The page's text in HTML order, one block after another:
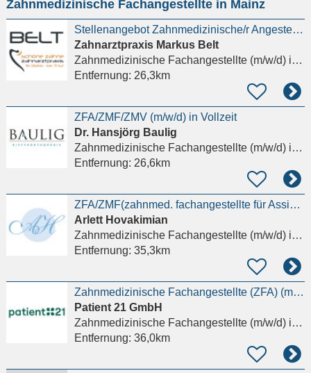
eingeben
Zahnmedizinische Fachangestellte in Mainz
Stellenangebot Zahnmedizinische/r Angestellte/r - ZFA (m/w/d)
Zahnarztpraxis Markus Belt
Zahnmedizinische Fachangestellte (m/w/d)in Griesheim
Entfernung: 26,3km
ZFA/ZMF/ZMV (m/w/d) in Vollzeit
Dr. Hansjörg Baulig
Zahnmedizinische Fachangestellte (m/w/d)in Alzey
Entfernung: 26,6km
ZFA/ZMF(zahnmed. fachangestellte für Assistenz+PZR gesucht! MIT Fachqualifikation !TZ möglich!
Arlett Hovakimian
Zahnmedizinische Fachangestellte (m/w/d)in Frankfurt am Main, Westend-Süd
Entfernung: 35,3km
Zahnmedizinische Fachangestellte (ZFA) (m/w/d) – Chirurgie
Patient 21 GmbH
Zahnmedizinische Fachangestellte (m/w/d)in Frankfurt am Main
Entfernung: 36,0km